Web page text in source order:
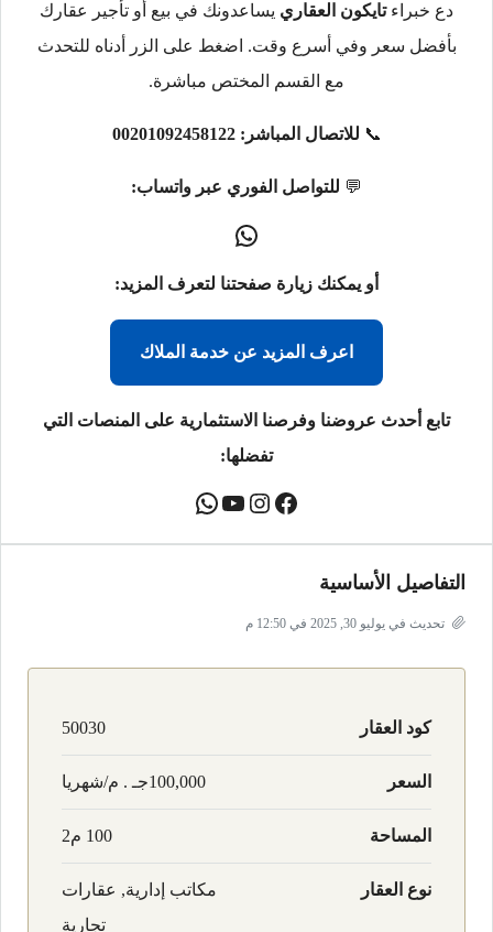
دع خبراءتايكون العقاري يساعدونك في بيع أو تأجير عقارك
بأفضل سعر وفي أسرع وقت. اضغط على الزر أدناه للتحدث
مع القسم المختص مباشرة.
📞 للاتصال المباشر: 00201092458122
💬 للتواصل الفوري عبر واتساب:
أو يمكنك زيارة صفحتنا لتعرف المزيد:
اعرف المزيد عن خدمة الملاك
تابع أحدث عروضنا وفرصنا الاستثمارية على المنصات التي
تفضلها:
التفاصيل الأساسية
تحديث في يوليو 30, 2025 في 12:50 م
كود العقار 50030
السعر 100,000جـ . م/شهريا
المساحة 100 م2
نوع العقار
مكاتب إدارية, عقارات
تجارية